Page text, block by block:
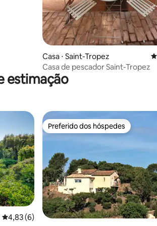
Casa ⋅ Saint-Tropez
Casa de pescador Saint-Tropez
estimação
4,83 de uma avaliação média de 5, 6
4,83 (6)
Preferido dos hóspedes
Preferido dos hóspedes